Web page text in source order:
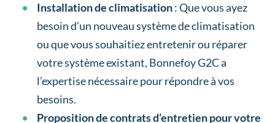
Installation de climatisation: Que vous ayez
besoin d’un nouveau système de climatisation
ou que vous souhaitiez entretenir ou réparer
votre système existant, Bonnefoy G2C a
l’expertise nécessaire pour répondre à vos
besoins.
Proposition de contrats d’entretien pour votre